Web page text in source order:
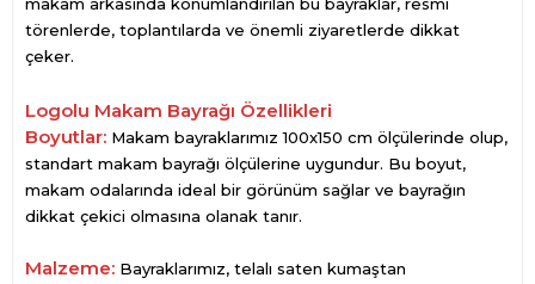
törenlerde, toplantılarda ve önemli ziyaretlerde dikkat
çeker.
Logolu Makam Bayrağı Özellikleri
Boyutlar: Makam bayraklarımız 100x150 cm ölçülerinde olup,
standart makam bayrağı ölçülerine uygundur. Bu boyut,
makam odalarında ideal bir görünüm sağlar ve bayrağın
dikkat çekici olmasına olanak tanır.
Malzeme: Bayraklarımız, telalı saten kumaştan